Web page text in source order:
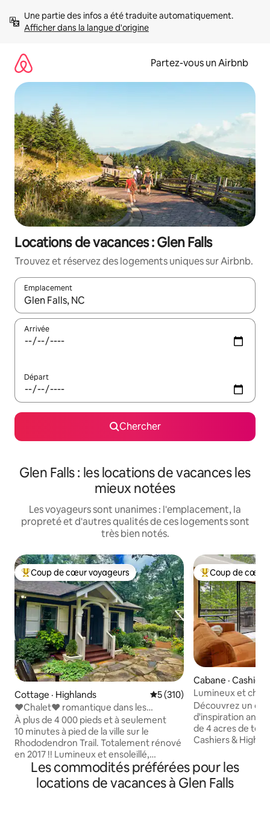
directement
Afficher dans la langue d'origine
Partez-vous un Airbnb
Locations de vacances : Glen Falls
Trouvez et réservez des logements uniques sur Airbnb.
Emplacement
Quand les résultats sont affichés, parcourez-les en utilisant
Arrivée
Départ
Chercher
Glen Falls : les locations de vacances les
mieux notées
Les voyageurs sont unanimes : l'emplacement, la
propreté et d'autres qualités de ces logements sont
très bien notés.
Coup de cœur voyageurs parmi les plus aimés
Coup de cœur voyageurs
Cottage · Highlands Note moyenne de 5 sur 5,
5 (310)
❤️Chalet❤️ romantique dans les
Highlands avec accès à la ville !
À plus de 4 000 pieds et à seulement
10 minutes à pied de la ville sur le
Rhododendron Trail. Totalement rénové
en 2017 !! Lumineux et ensoleillé,
3 chambres/2 salles de bain, 750 pieds
carrés. Construit à l'origine par l'arrière-
grand-mère de ma femme dans les
Coup de cœur
Coup de cœur
Cabane · Cashiers
Lumineux et
calme et paisible.
Découvrez un
d'inspiration
de 4 acres de
Cashiers &
épurées, de la
ambiance
doté d'un porche
Les commodités préférées pour les
locations de vacances à Glen Falls